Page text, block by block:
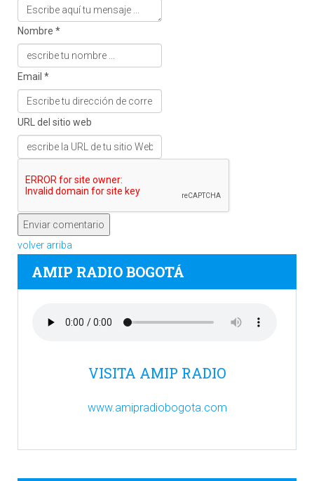
Nombre *
Email *
URL del sitio web
volver arriba
AMIP RADIO BOGOTÁ
VISITA AMIP RADIO
www.amipradiobogota.com